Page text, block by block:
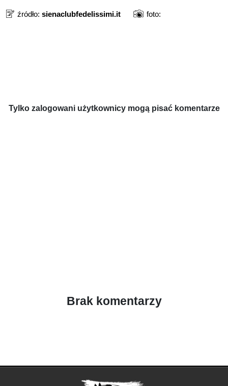
źródło: sienaclubfedelissimi.it foto:
Tylko zalogowani użytkownicy mogą pisać komentarze
Brak komentarzy